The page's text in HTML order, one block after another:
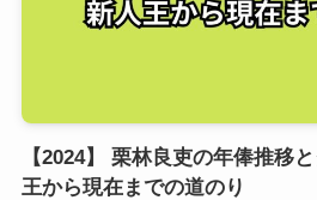
【2024】 栗林良吏の年俸推移
王から現在までの道のり